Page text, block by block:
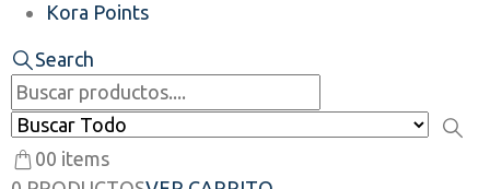
Kora Points
Search
00 items